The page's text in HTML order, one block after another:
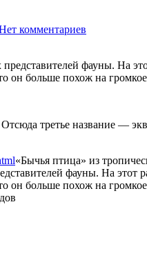
комментариев
фауны. На
он больше похож на
третье название —
«Бычья птица» из
фауны. На этот
он больше похож на